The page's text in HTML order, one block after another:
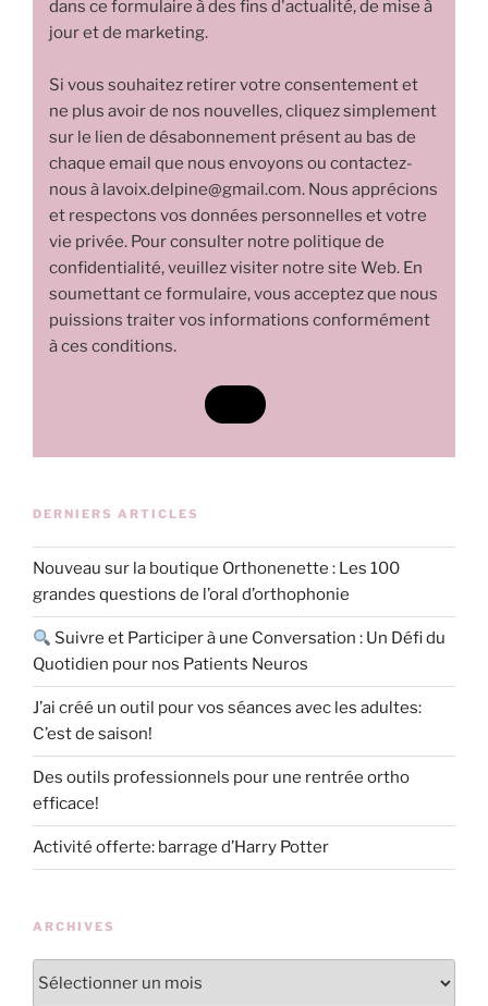
dans ce formulaire à des fins d'actualité, de mise à
jour et de marketing.
Si vous souhaitez retirer votre consentement et
ne plus avoir de nos nouvelles, cliquez simplement
sur le lien de désabonnement présent au bas de
chaque email que nous envoyons ou contactez-
nous à lavoix.delpine@gmail.com. Nous apprécions
et respectons vos données personnelles et votre
vie privée. Pour consulter notre politique de
confidentialité, veuillez visiter notre site Web. En
soumettant ce formulaire, vous acceptez que nous
puissions traiter vos informations conformément
à ces conditions.
DERNIERS ARTICLES
Nouveau sur la boutique Orthonenette : Les 100
grandes questions de l’oral d’orthophonie
Suivre et Participer à une Conversation : Un Défi du
Quotidien pour nos Patients Neuros
J’ai créé un outil pour vos séances avec les adultes:
C’est de saison!
Des outils professionnels pour une rentrée ortho
efficace!
Activité offerte: barrage d’Harry Potter
ARCHIVES
Archives